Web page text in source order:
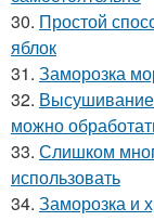
30. Простой
яблок
31. Заморозка
32. Высушивание
можно
33. Слишком
использовать
34. Заморозка и